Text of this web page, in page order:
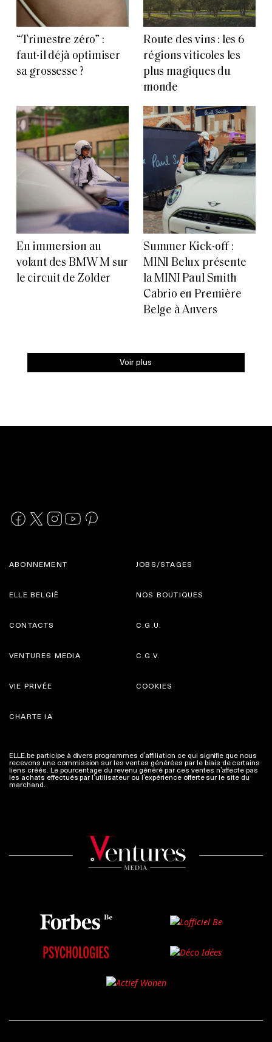
“Trimestre zéro” :
faut-il déjà optimiser
sa grossesse ?
Route des vins : les 6
régions viticoles les
plus magiques du
monde
En immersion au
volant des BMW M sur
le circuit de Zolder
Summer Kick-off :
MINI Belux présente
la MINI Paul Smith
Cabrio en Première
Belge à Anvers
Voir plus
ABONNEMENT
ELLE BELGIË
JOBS/STAGES
NOS BOUTIQUES
CONTACTS
VENTURES MEDIA
C.G.U.
C.G.V.
VIE PRIVÉE
CHARTE IA
COOKIES
ELLE.be participe à divers programmes d’affiliation ce qui signifie que nous
recevons une commission sur les ventes générées par le biais de certains
liens créés. Le pourcentage du revenu généré par ces ventes n’affecte pas
les achats effectués par l’utilisateur ou l’expérience offerte sur le site du
marchand. Plus d'infos